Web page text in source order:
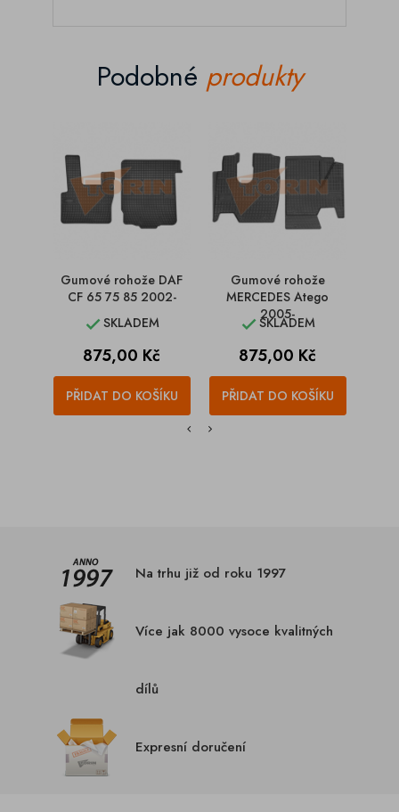
Podobné produkty
Gumové rohože DAF
CF 65 75 85 2002-
SKLADEM
Cena
875,00 Kč
PŘIDAT DO KOŠÍKU
Gumové rohože
MERCEDES Atego
2005-
SKLADEM
Cena
875,00 Kč
PŘIDAT DO KOŠÍKU
Na trhu již od roku 1997
Více jak 8000 vysoce kvalitných
dílů
Expresní doručení